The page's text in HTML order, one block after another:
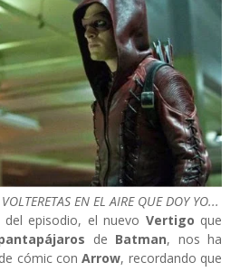
EN EL AIRE QUE DOY YO...
episodio, el nuevo Vertigo que
de Batman, nos ha
cómic conArrow, recordando que